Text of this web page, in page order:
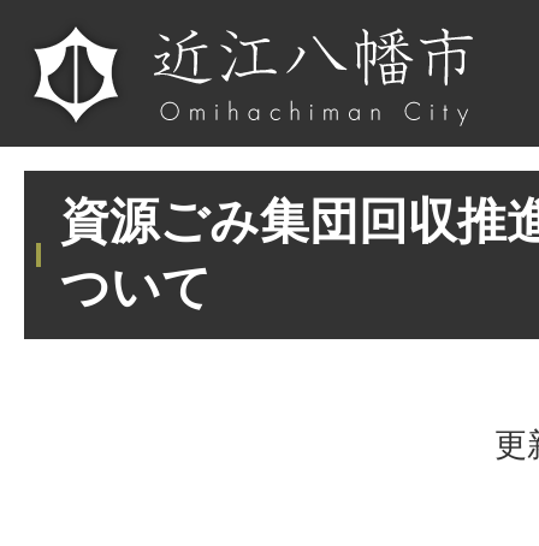
資源ごみ集団回収推
ついて
更